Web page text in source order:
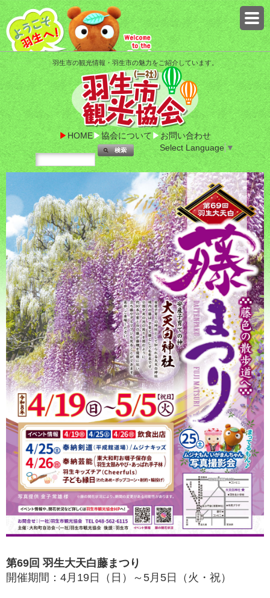
羽生市の観光情報・羽生市の魅力をご紹介しています。
HOME 協会について
お問い合わせ
Select Language ▼
第69回 羽生大天白藤まつり
開催期間：4月19日（日）～5月5日（火・祝）